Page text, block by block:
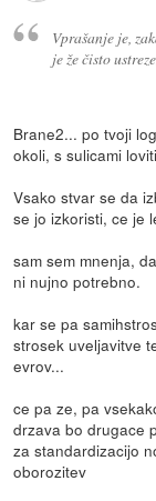
Vprašanje je,
je že čisto
Brane2... po tvoji
okoli, s sulicami
Vsako stvar se da
se jo izkoristi, ce je
sam sem mnenja,
ni nujno potrebno.
kar se pa
strosek uveljavitve
evrov...
ce pa ze, pa
drzava bo drugace
za standardizacijo
oborozitev